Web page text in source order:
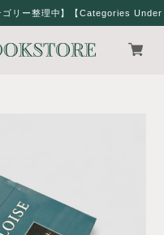
リー整理中】【Categories Under